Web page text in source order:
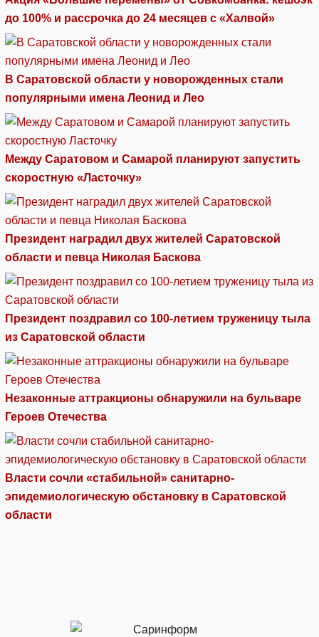
до 100% и рассрочка до 24 месяцев с «Халвой»
В Саратовской области у новорожденных стали
популярными имена Леонид и Лео
Между Саратовом и Самарой планируют запустить
скоростную «Ласточку»
Президент наградил двух жителей Саратовской
области и певца Николая Баскова
Президент поздравил со 100-летием труженицу тыла
из Саратовской области
Незаконные аттракционы обнаружили на бульваре
Героев Отечества
Власти сочли «стабильной» санитарно-
эпидемиологическую обстановку в Саратовской
области